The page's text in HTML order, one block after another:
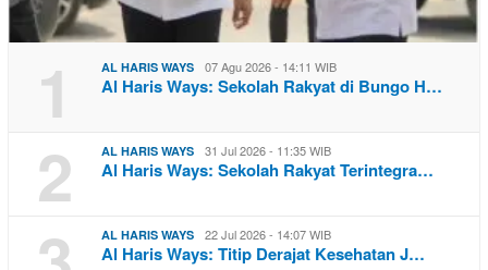
1 AL HARIS WAYS 07 Agu 2026 - 14:11 WIB
Al Haris Ways: Sekolah Rakyat di Bungo H…
2 AL HARIS WAYS 31 Jul 2026 - 11:35 WIB
Al Haris Ways: Sekolah Rakyat Terintegra…
AL HARIS WAYS 22 Jul 2026 - 14:07 WIB
Al Haris Ways: Titip Derajat Kesehatan J…